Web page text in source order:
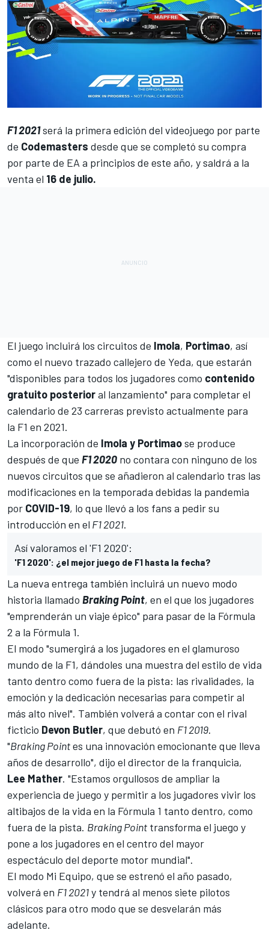
F1 2021será la primera edición del videojuego por parte
de Codemasters desde que se completó su compra
por parte de EA a principios de este año, y saldrá a la
venta el 16 de julio.
El juego incluirá los circuitos de Imola, Portimao, así
como el nuevo trazado callejero de Yeda, que estarán
"disponibles para todos los jugadores como contenido
gratuito posterioral lanzamiento" para completar el
calendario de 23 carreras previsto actualmente para
la F1 en 2021.
La incorporación de Imola y Portimaose produce
después de que F1 2020 no contara con ninguno de los
nuevos circuitos que se añadieron al calendario tras las
modificaciones en la temporada debidas la pandemia
por COVID-19, lo que llevó a los fans a pedir su
introducción en el F1 2021.
Así valoramos el 'F1 2020':
'F1 2020': ¿el mejor juego de F1 hasta la fecha?
La nueva entrega también incluirá un nuevo modo
historia llamado Braking Point, en el que los jugadores
"emprenderán un viaje épico" para pasar de la Fórmula
2 a la Fórmula 1.
El modo "sumergirá a los jugadores en el glamuroso
mundo de la F1, dándoles una muestra del estilo de vida
tanto dentro como fuera de la pista: las rivalidades, la
emoción y la dedicación necesarias para competir al
más alto nivel". También volverá a contar con el rival
ficticio Devon Butler, que debutó en F1 2019.
"Braking Pointes una innovación emocionante que lleva
años de desarrollo", dijo el director de la franquicia,
Lee Mather. "Estamos orgullosos de ampliar la
experiencia de juego y permitir a los jugadores vivir los
altibajos de la vida en la Fórmula 1 tanto dentro, como
fuera de la pista. Braking Point transforma el juego y
pone a los jugadores en el centro del mayor
espectáculo del deporte motor mundial".
El modo Mi Equipo, que se estrenó el año pasado,
volverá en F1 2021y tendrá al menos siete pilotos
clásicos para otro modo que se desvelarán más
adelante.